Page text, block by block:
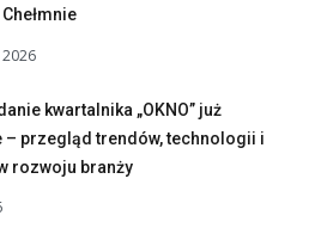
kwartalnika „OKNO” już
– przegląd trendów, technologii i
rozwoju branży